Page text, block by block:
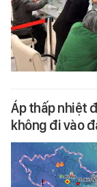
Áp thấp nhiệt
không đi vào